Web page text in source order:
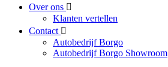
Over ons
Klanten vertellen
Contact
Autobedrijf Borgo
Autobedrijf Borgo Showroom